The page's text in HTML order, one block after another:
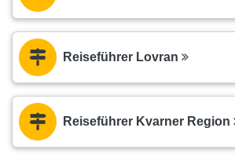
Reiseführer Lovran
Reiseführer Kvarner Region